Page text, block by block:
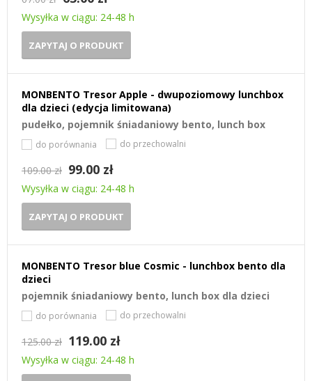
Wysyłka w ciągu: 24-48 h
ZAPYTAJ O PRODUKT
MONBENTO Tresor Apple - dwupoziomowy lunchbox
dla dzieci (edycja limitowana)
pudełko, pojemnik śniadaniowy bento, lunch box
do porównania do przechowalni
109.00 zł 99.00 zł
Wysyłka w ciągu: 24-48 h
ZAPYTAJ O PRODUKT
MONBENTO Tresor blue Cosmic - lunchbox bento dla
dzieci
pojemnik śniadaniowy bento, lunch box dla dzieci
do porównania do przechowalni
125.00 zł 119.00 zł
Wysyłka w ciągu: 24-48 h